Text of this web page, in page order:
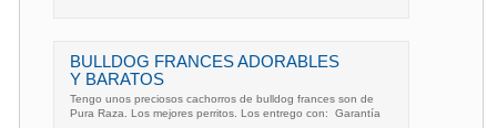
BULLDOG FRANCES ADORABLES
Y BARATOS
Tengo unos preciosos cachorros de bulldog frances son de
Pura Raza. Los mejores perritos. Los entrego con:  Garantía